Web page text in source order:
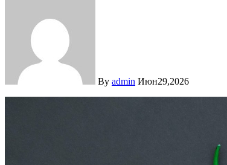
By admin Июн29,2026